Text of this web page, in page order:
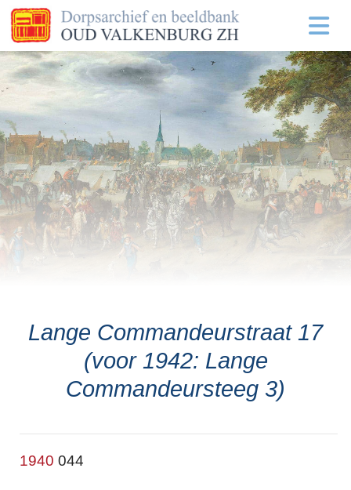
Lange Commandeurstraat 17
(voor 1942: Lange
Commandeursteeg 3)
1940 044